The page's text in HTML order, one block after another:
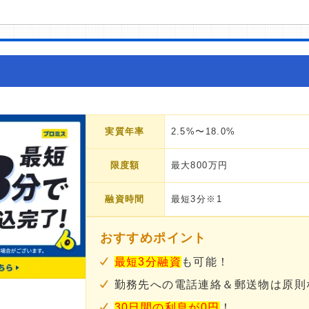
実質年率 2.5%〜18.0%
限度額 最大800万円
融資時間 最短3分※1
おすすめポイント
最短3分融資 も可能！
勤務先への電話連絡＆郵送物は原則